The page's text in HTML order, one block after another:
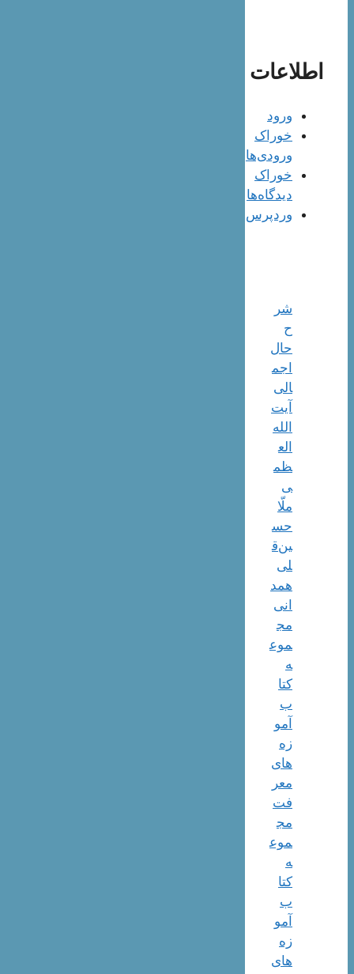
اطلاعات
ورود
خوراک
ورودی‌ها
خوراک
دیدگاه‌ها
وردپرس
شر
ح
حال
اجم
الی
آیت‌
الله‌
الع
ظم
ی
ملّا
حس
ین‌ق
لی
همد
انی
مج
موع
ه
کتا
ب
آمو
زه
های
معر
فت
مج
موع
ه
کتا
ب
آمو
زه
های